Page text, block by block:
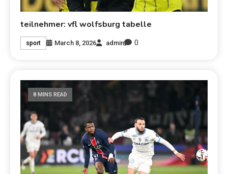
teilnehmer: vfl wolfsburg tabelle
sport March 8, 2026 admin 0
8 MINS READ